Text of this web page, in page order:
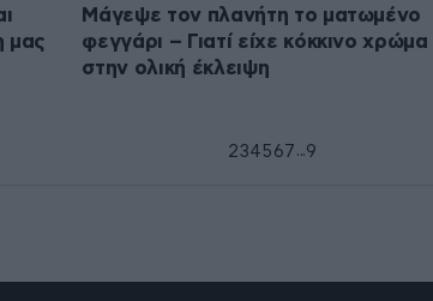
μας
Μάγεψε τον πλανήτη το ματωμένο
φεγγάρι – Γιατί είχε κόκκινο χρώμα
στην ολική έκλειψη
234 5 6 7 ...9